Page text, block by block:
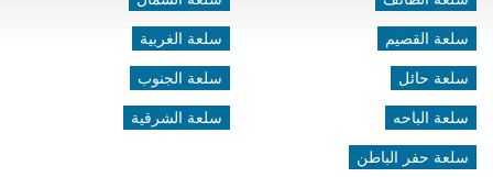
سلعة القصيم
سلعة حائل
سلعة الباحه
سلعة حفر الباطن
سلعة الغربية
سلعة الجنوب
سلعة الشرقية